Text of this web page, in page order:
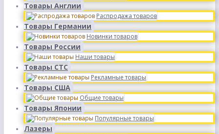
Товары Англии
Распродажа товаров
Товары Германии
Новинки товаров
Товары России
Наши товары
Товары СТС
Рекламные товары
Товары США
Общие товары
Товары Японии
Популярные товары
Лазеры